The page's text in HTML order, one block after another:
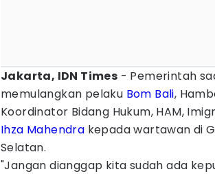
Jakarta, IDN Times - Pemerintah
memulangkan pelaku Bom Bali,
Koordinator Bidang Hukum, HAM,
Ihza Mahendra kepada wartawan di
Selatan.
"Jangan dianggap kita sudah ada